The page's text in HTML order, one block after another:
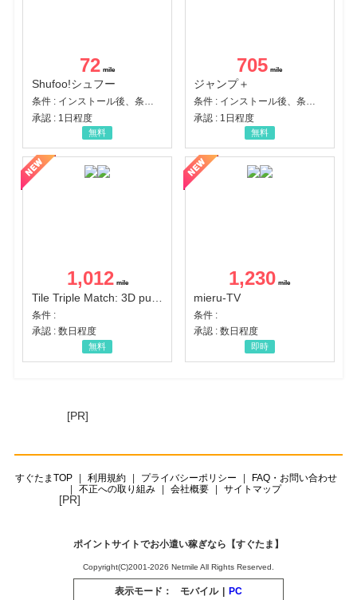
72
Shufoo!シュフー
条件 : インストール後、条件達成
承認 : 1日程度
無料
705
ジャンプ＋
条件 : インストール後、条件達成
承認 : 1日程度
無料
1,012
条件 :
承認 : 数日程度
無料
1,230
mieru-TV
条件 :
承認 : 数日程度
即時
[PR]
すぐたまTOP 利用規約 プライバシーポリシー
FAQ・お問い合わせ
不正への取り組み
会社概要 サイトマップ
[PR]
ポイントサイトでお小遣い稼ぎなら【すぐたま】
Copyright(C)2001-2026 Netmile All Rights Reserved.
表示モード： モバイル | PC